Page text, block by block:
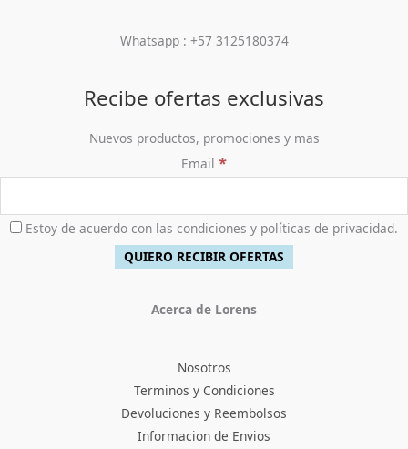
Whatsapp : +57 3125180374
Recibe ofertas exclusivas
Nuevos productos, promociones y mas
Email *
Estoy de acuerdo con las condiciones y políticas de privacidad.
Acerca de Lorens
Nosotros
Terminos y Condiciones
Devoluciones y Reembolsos
Informacion de Envios